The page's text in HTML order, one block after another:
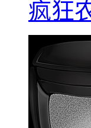
疯狂